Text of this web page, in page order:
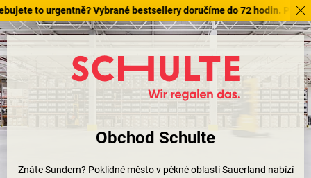
urgentně? Vybrané bestsellery doručíme do 72 hodin. Prohlédněte
Obchod Schulte
Znáte Sundern? Poklidné město v pěkné oblasti Sauerland nabízí